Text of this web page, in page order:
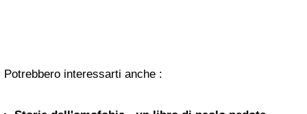
Potrebbero interessarti anche :